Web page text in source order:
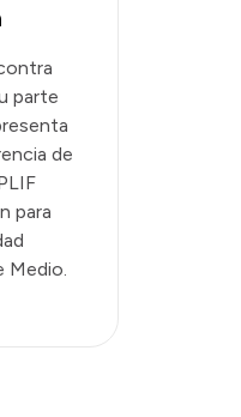
parte
de
para
Medio.